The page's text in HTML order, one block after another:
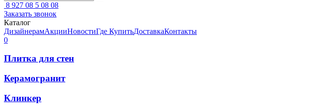
8 927 08 5 08 08
Заказать звонок
Каталог
ДизайнерамАкцииНовостиГде КупитьДоставкаКонтакты
0
Плитка для стен
Керамогранит
Клинкер